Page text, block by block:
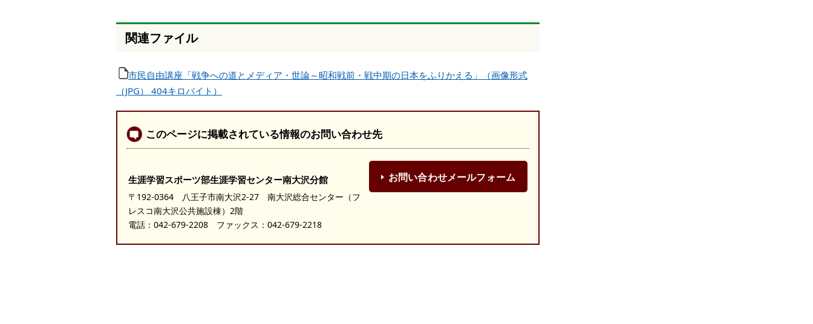
関連ファイル
市民自由講座「戦争への道とメディア・世論～昭和戦前・戦中期の日本をふりかえる」（画像形式
（JPG） 404キロバイト）
このページに掲載されている情報のお問い合わせ先
生涯学習スポーツ部生涯学習センター南大沢分館
〒192-0364 八王子市南大沢2-27 南大沢総合センター（フ
レスコ南大沢公共施設棟）2階
電話： 042-679-2208 ファックス：042-679-2218
お問い合わせメールフォーム